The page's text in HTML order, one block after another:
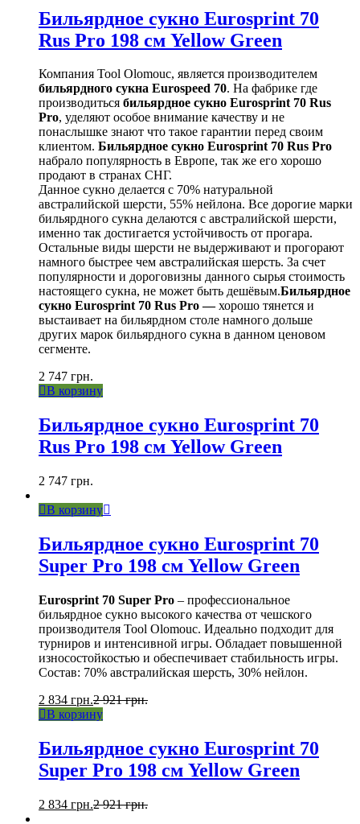
Бильярдное сукно Eurosprint 70
Rus Pro 198 см Yellow Green
Компания Tool Olomouc, является производителем
бильярдного сукна Eurospeed 70. На фабрике где
производиться бильярдное сукно Eurosprint 70 Rus
Pro, уделяют особое внимание качеству и не
понаслышке знают что такое гарантии перед своим
клиентом. Бильярдное сукно Eurosprint 70 Rus Pro
набрало популярность в Европе, так же его хорошо
продают в странах СНГ.
Данное сукно делается с 70% натуральной
австралийской шерсти, 55% нейлона. Все дорогие марки
бильярдного сукна делаются с австралийской шерсти,
именно так достигается устойчивость от прогара.
Остальные виды шерсти не выдерживают и прогорают
намного быстрее чем австралийская шерсть. За счет
популярности и дороговизны данного сырья стоимость
настоящего сукна, не может быть дешёвым.Бильярдное
сукно Eurosprint 70 Rus Pro —хорошо тянется и
выстаивает на бильярдном столе намного дольше
других марок бильярдного сукна в данном ценовом
сегменте.
2 747 грн.
В корзину
Бильярдное сукно Eurosprint 70
Rus Pro 198 см Yellow Green
2 747 грн.
В корзину
Бильярдное сукно Eurosprint 70
Super Pro 198 см Yellow Green
Eurosprint 70 Super Pro – профессиональное
бильярдное сукно высокого качества от чешского
производителя Tool Olomouc. Идеально подходит для
турниров и интенсивной игры. Обладает повышенной
износостойкостью и обеспечивает стабильность игры.
Состав: 70% австралийская шерсть, 30% нейлон.
2 834 грн.2 921грн.
В корзину
Бильярдное сукно Eurosprint 70
Super Pro 198 см Yellow Green
2 834 грн.2 921грн.